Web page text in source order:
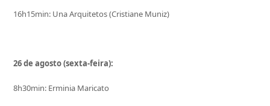
16h15min: Una Arquitetos (Cristiane Muniz)
26 de agosto (sexta-feira):
8h30min: Erminia Maricato